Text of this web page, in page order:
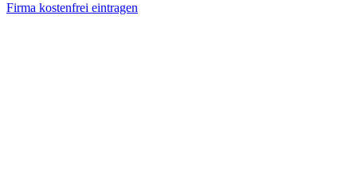
Firma kostenfrei eintragen